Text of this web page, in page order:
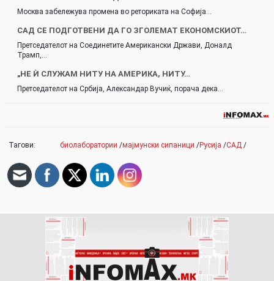
Москва забележува промена во реториката на Софија…
САД СЕ ПОДГОТВЕНИ ДА ГО ЗГОЛЕМАТ ЕКОНОМСКИОТ…
Претседателот на Соединетите Американски Држави, Доналд
Трамп,…
„НЕ Ѝ СЛУЖАМ НИТУ НА АМЕРИКА, НИТУ…
Претседателот на Србија, Александар Вучиќ, порача дека…
Тагови: биолаборатории /мајмунски сипаници /Русија /САД /